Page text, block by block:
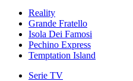
Reality
Grande Fratello
Isola Dei Famosi
Pechino Express
Temptation Island
Serie TV